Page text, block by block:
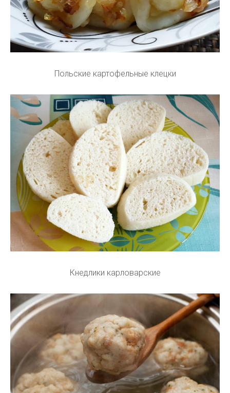
Польские картофельные клецки
Кнедлики карловарские